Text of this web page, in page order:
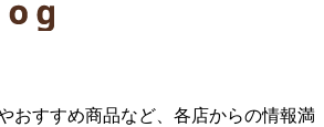
おすすめ商品など、各店からの情報満